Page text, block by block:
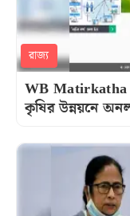
রাজ্য
WB Matirkatha
কৃষির উন্নয়নে